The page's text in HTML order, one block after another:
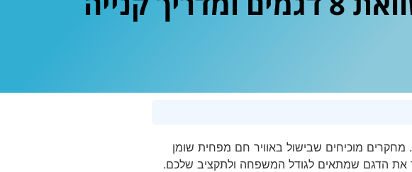
בישראל ב-2026. מחקרים מוכיחים שבישול באוויר חם מפחית שומן